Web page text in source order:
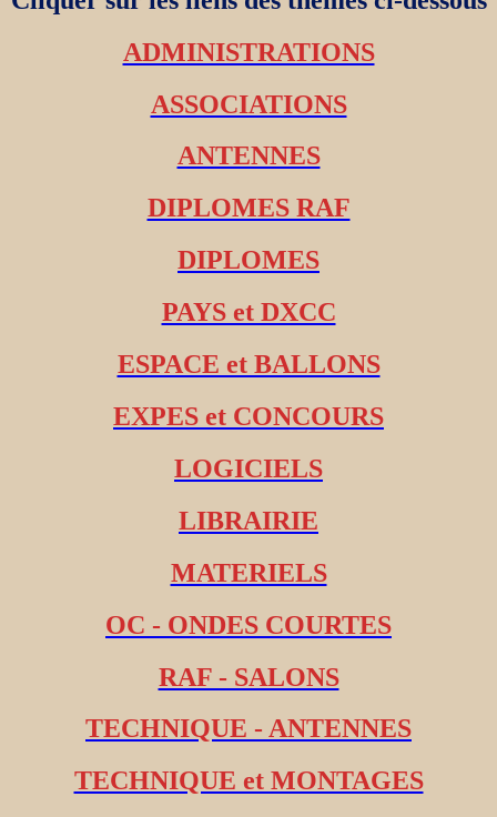
ADMINISTRATIONS
ASSOCIATIONS
ANTENNES
DIPLOMES RAF
DIPLOMES
PAYS et DXCC
ESPACE et BALLONS
EXPES et CONCOURS
LOGICIELS
LIBRAIRIE
MATERIELS
OC - ONDES COURTES
RAF - SALONS
TECHNIQUE - ANTENNES
TECHNIQUE et MONTAGES